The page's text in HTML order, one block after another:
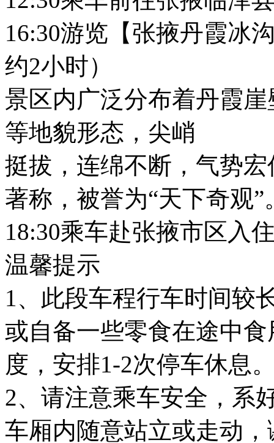
16:30游览【张掖丹霞冰
约2小时）
景区内广泛分布着丹霞
等地貌形态，尖峭
挺拔，连绵不断，气势
著称，被誉为“天下奇观”
18:30乘车赴张掖市区入
温馨提示
1、此段车程行车时间较
或自备一些零食在途中
度，安排1-2次停车休息
2、请注意乘车安全，系
车厢内随意站立或走动，